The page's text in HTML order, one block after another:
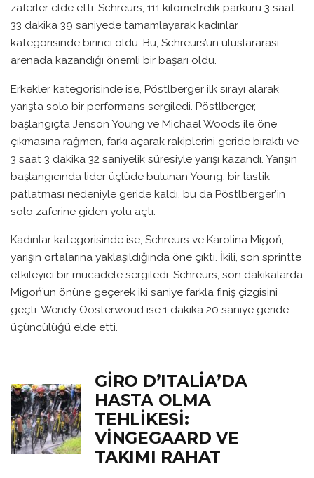
zaferler elde etti. Schreurs, 111 kilometrelik parkuru 3 saat
33 dakika 39 saniyede tamamlayarak kadınlar
kategorisinde birinci oldu. Bu, Schreurs’un uluslararası
arenada kazandığı önemli bir başarı oldu.
Erkekler kategorisinde ise, Pöstlberger ilk sırayı alarak
yarışta solo bir performans sergiledi. Pöstlberger,
başlangıçta Jenson Young ve Michael Woods ile öne
çıkmasına rağmen, farkı açarak rakiplerini geride bıraktı ve
3 saat 3 dakika 32 saniyelik süresiyle yarışı kazandı. Yarışın
başlangıcında lider üçlüde bulunan Young, bir lastik
patlatması nedeniyle geride kaldı, bu da Pöstlberger’in
solo zaferine giden yolu açtı.
Kadınlar kategorisinde ise, Schreurs ve Karolina Migoń,
yarışın ortalarına yaklaşıldığında öne çıktı. İkili, son sprintte
etkileyici bir mücadele sergiledi. Schreurs, son dakikalarda
Migoń’un önüne geçerek iki saniye farkla finiş çizgisini
geçti. Wendy Oosterwoud ise 1 dakika 20 saniye geride
üçüncülüğü elde etti.
GIRO D’ITALIA’DA
HASTA OLMA
TEHLIKESI:
VINGEGAARD VE
TAKIMI RAHAT